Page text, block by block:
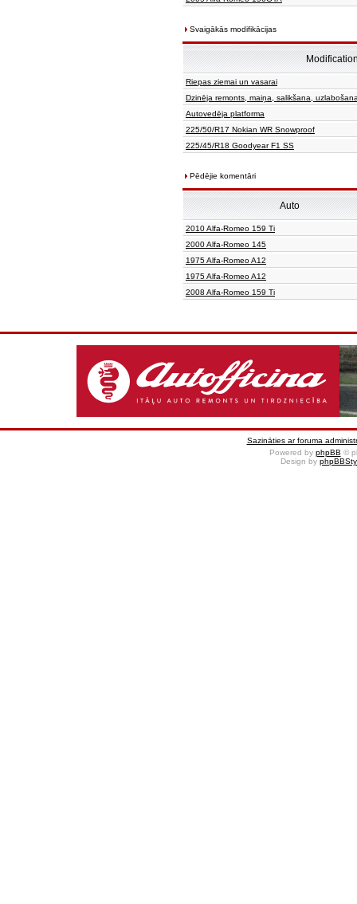
Svaigākās modifikācijas
Riepas ziemai un vasarai
Dzinēja remonts, maiņa, salikšana,
Autovedēja platforma
225/50/R17 Nokian WR Snowproof
225/45/R18 Goodyear F1 SS
Pēdējie komentāri
Auto
2010 Alfa-Romeo 159 Ti
2000 Alfa-Romeo 145
1975 Alfa-Romeo A12
1975 Alfa-Romeo A12
2008 Alfa-Romeo 159 Ti
Sazināties ar foruma
Powered by phpBB ©
Design by